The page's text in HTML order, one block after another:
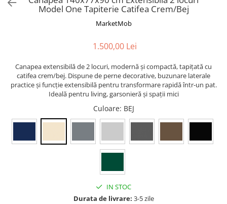
Model One Tapiterie Catifea Crem/Bej
MarketMob
1.500,00 Lei
Canapea extensibilă de 2 locuri, modernă și compactă, tapițată cu
catifea crem/bej. Dispune de perne decorative, buzunare laterale
practice și funcție extensibilă pentru transformare rapidă într-un pat.
Ideală pentru living, garsonieră și spații mici
Culoare: BEJ
IN STOC
Durata de livrare: 3-5 zile